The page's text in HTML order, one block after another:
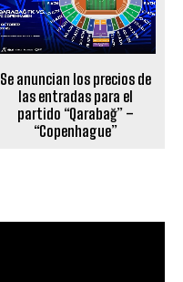
Se anuncian los precios de
las entradas para el
partido “Qarabağ” –
“Copenhague”